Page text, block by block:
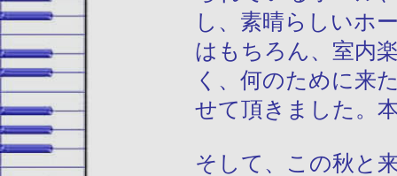
し、素晴らしいホ
はもちろん、室内
く、何のために来
せて頂きました。
そして、この秋と